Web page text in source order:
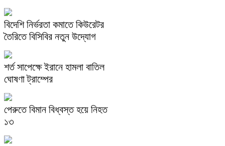
বিদেশি নির্ভরতা কমাতে কিউরেটর
তৈরিতে বিসিবির নতুন উদ্যোগ
শর্ত সাপেক্ষে ইরানে হামলা বাতিল
ঘোষণা ট্রাম্পের
পেরুতে বিমান বিধ্বস্ত হয়ে নিহত
১৩